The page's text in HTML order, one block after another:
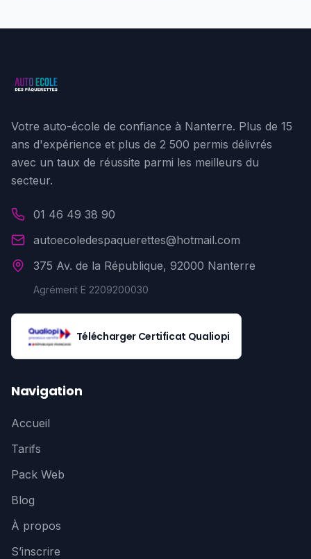
Votre auto-école de confiance à Nanterre. Plus de 15
ans d'expérience et plus de 2 500 permis délivrés
avec un taux de réussite parmi les meilleurs du
secteur.
01 46 49 38 90
autoecoledespaquerettes@hotmail.com
375 Av. de la République, 92000 Nanterre
Agrément E 2209200030
Télécharger Certificat Qualiopi
Navigation
Accueil
Tarifs
Pack Web
Blog
À propos
S’inscrire